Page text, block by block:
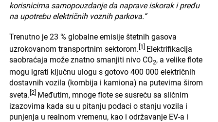
korisnicima samopouzdanje da naprave iskorak i pređu
na upotrebu električnih voznih parkova.“
Trenutno je 23 % globalne emisije štetnih gasova
uzrokovanom transportnim sektorom. [1]
Elektrifikacija
saobraćaja može znatno smanjiti nivo CO2, a velike flote
mogu igrati ključnu ulogu s gotovo 400 000 električnih
dostavnih vozila (kombija i kamiona) na putevima širom
sveta. [2] Međutim, mnoge flote se susreću sa sličnim
izazovima kada su u pitanju podaci o stanju vozila i
punjenja u realnom vremenu, kao i održavanje EV-a i